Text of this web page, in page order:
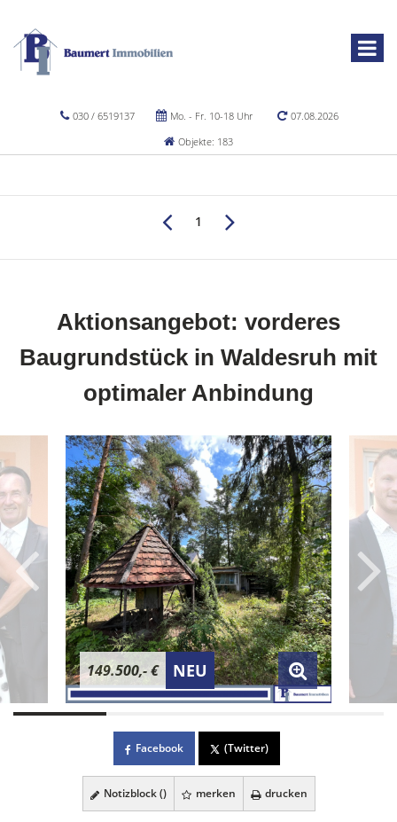
030 / 6519137 Mo. - Fr. 10-18 Uhr
07.08.2026
Objekte: 183
1
Aktionsangebot: vorderes
Baugrundstück in Waldesruh mit
optimaler Anbindung
149.500,- € NEU
Facebook (Twitter)
Notizblock () merken drucken